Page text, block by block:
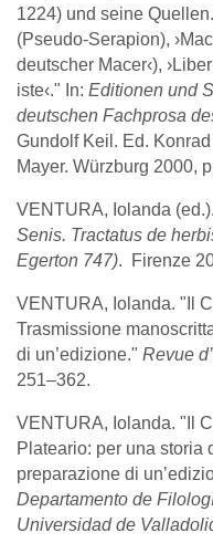
1224) und seine
(Pseudo-Serapion),
deutscher Macer‹),
iste‹." In: Editionen und
deutschen Fachprosa
Gundolf Keil. Ed.
Mayer. Würzburg 2000,
VENTURA, Iolanda (ed.).
Senis. Tractatus de
Egerton 747). Firenze
VENTURA, Iolanda. "Il
Trasmissione
di un’edizione." Revue
251–362.
VENTURA, Iolanda. "Il
Plateario: per una storia
preparazione di
Departamento de
Universidad de